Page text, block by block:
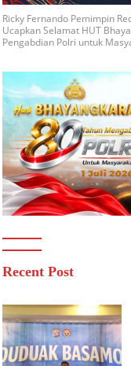
Ricky Fernando Pemimpin
Ucapkan Selamat HUT
Pengabdian Polri untuk
Recent Post